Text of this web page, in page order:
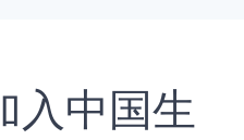
入中国生